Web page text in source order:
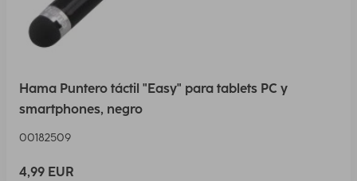
Hama Puntero táctil "Easy" para tablets PC y
smartphones, negro
00182509
4,99 EUR